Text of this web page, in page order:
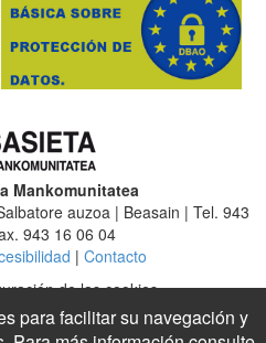
Mankomunitatea
auzoa | Beasain | Tel. 943
943 16 06 04
| Contacto
de las cookies
para facilitar su navegación y